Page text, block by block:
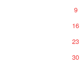
9
16
23
30